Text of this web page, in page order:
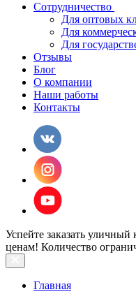
Сотрудничество
Для оптовых
Для
Для
Отзывы
Блог
О компании
Наши работы
Контакты
Успейте заказать
ценам! Количество
Главная